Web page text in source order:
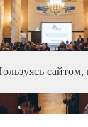
сайтом,